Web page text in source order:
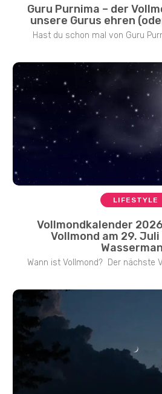
Guru Purnima – der
unsere Gurus ehren
Hast du schon mal von Guru
LIFESTYLE
Vollmondkalender
Vollmond am 29.
Wann ist Vollmond? Der nächste